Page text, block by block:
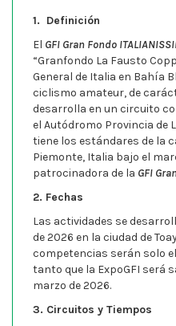
1. Definición
El GFI Gran Fondo
“Granfondo La Fausto
General de Italia en Bahía
ciclismo amateur, de
desarrolla en un circuito
el Autódromo Provincia de
tiene los estándares de la
Piemonte, Italia bajo el
patrocinadora de la GFI
2. Fechas
Las actividades se
de 2026 en la ciudad de
competencias serán solo
tanto que la ExpoGFI será
marzo de 2026.
3. Circuitos y Tiempos